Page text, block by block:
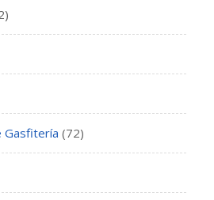
Gasfitería (72)